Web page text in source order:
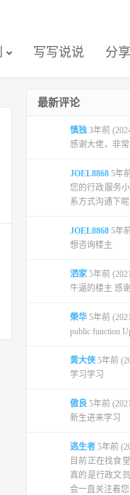
写写说说 分
最新评论
慎独 3年前
感谢大佬，非
JOEL8868 5年
您的行政服务
系方式沟通下呢
JOEL8868 5年
想咨询楼主
洒家 5年前
牛逼的楼主 感
榮华 5年前
public function
黄大侠 5年前
学习学习
傲良 5年前
新生进来学习
逃生者 5年前
目前正在找食
真的是行政文
会一直关注着